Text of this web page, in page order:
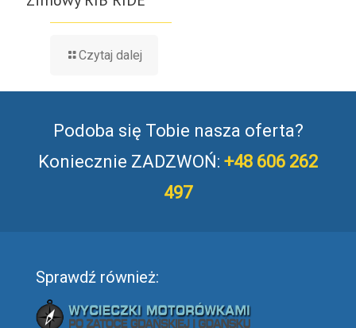
Czytaj dalej
Podoba się Tobie nasza oferta?
Koniecznie ZADZWOŃ: +48 606 262
497
Sprawdź również: